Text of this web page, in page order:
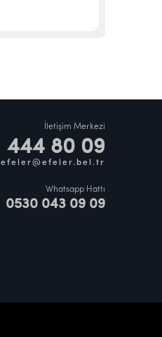
İletişim Merkezi
444 80 09
efeler@efeler.bel.tr
Whatsapp Hattı
0530 043 09 09